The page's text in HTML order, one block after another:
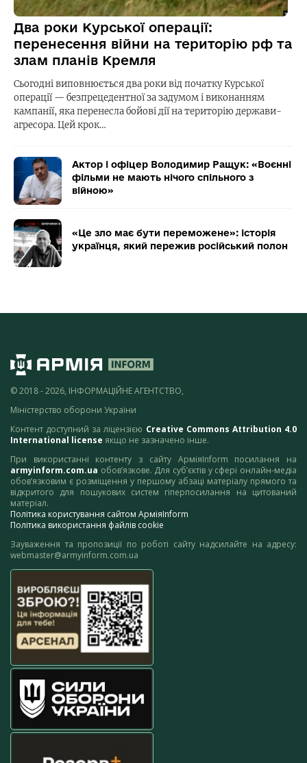
Два роки Курської операції:
перенесення війни на територію рф та
злам планів Кремля
Сьогодні виповнюється два роки від початку Курської
операції — безпрецедентної за задумом і виконанням
кампанії, яка перенесла бойові дії на територію держави-
агресора. Цей крок…
Актор і офіцер Володимир Ращук: «Воєнні
фільми не мають нічого спільного з
війною»
«Це зло має бути переможене»: історія
українця, який пережив російський полон
© 2018 - 2026, ІНФОРМАЦІЙНЕ АГЕНТСТВО,
Міністерство оборони України
Контент доступний за ліцензією Creative Commons Attribution 4.0
International license якщо не зазначено інше.
При використанні контенту з сайту АрміяInform посилання на
armyinform.com.ua обов’язкове. Для суб’єктів у сфері онлайн-медіа
обов’язковим є розміщення у першому абзаці матеріалу прямого та
відкритого для пошукових систем гіперпосилання на цитований
матеріал.
Політика користування сайтом АрміяInform
Політика використання файлів cookie
Зауваження та пропозиції по роботі сайту надсилайте на адресу:
webmaster@armyinform.com.ua